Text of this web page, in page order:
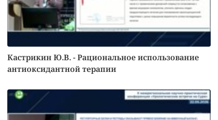
Кастрикин Ю.В. - Рациональное использование
антиоксидантной терапии